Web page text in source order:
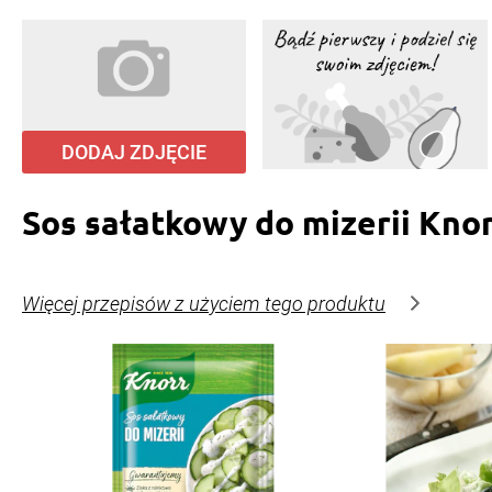
DODAJ ZDJĘCIE
Sos sałatkowy do mizerii
Więcej przepisów z użyciem tego produktu